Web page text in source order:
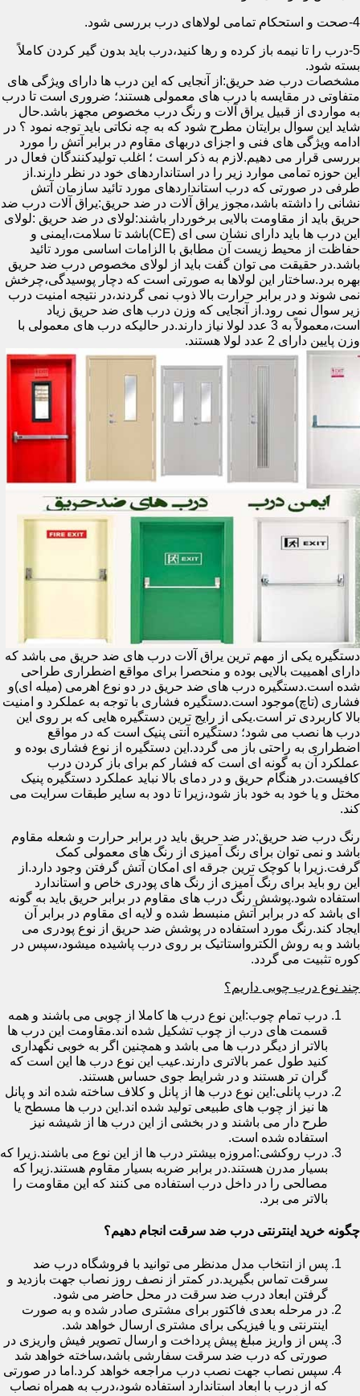
4-صحت و استحکام تمامی لولاهای درب بررسی شود.
5-درب را تا نیمه باز کرده و رها کنید،درب باید بدون گیر کردن کاملاً
بسته شود.
مشخصات درب ضد حریق:از آنجایی که این درب ها دارای ویژگی های
متفاوتی در مقایسه با درب های معمولی هستند؛ ضروری است تا درب
به مواردی از قبیل یراق آلات و رنگ درب مخصوص مجهز باشد.حال
شاید این سوال برایتان مطرح شود که به چه نکاتی باید توجه نمود ؟ در
ادامه ویژگی های فنی و اجزای دربهای مقاوم در برابر آتش را مورد
بررسی قرار می دهیم.لازم به ذکر است ؛ اغلب تولیدکنندگان فعال در
این حوزه تمامی موارد زیر را در استانداردهای خود در نظر دارند.از
طرفی در صورتی که درب استانداردهای مورد تائید سازمان آتش
نشانی را داشته باشد،مجوز یراق آلات در ضد حریق:یراق آلات درب ضد
حریق باید از مقاومت بالایی برخوردار باشند:لولای در ضد حریق :لولای
این درب ها باید دارای نشان سی ای (CE)باشد تا سلامت،ایمنی و
حفاظت از محیط زیست آن مطابق با الزامات اساسی مورد تائید
باشد.در حقیقت می توان گفت باید از لولای مخصوص درب ضد حریق
بهره برد.ساختار این لولاها به صورتی است که دچار پوسیدگی،چرخش
نمی شوند و در برابر حرارت بالا ذوب نمی گردند،در نتیجه امنیت درب
زیر سوال نمی رود.از آنجایی که وزن درب های ضد حریق زیاد
است،معمولاً به 3 عدد لولا نیاز دارند.در حالیکه درب های معمولی با
وزن پایین دارای 2 عدد لولا هستند.
دستگیره یکی از مهم ترین یراق آلات درب های ضد حریق می باشد که
دارای اهمییت بالایی بوده و منحصرا برای مواقع اضطراری طراحی
شده است.دستگیره درب های ضد حریق در دو نوع اهرمی (میله ای)و
فشاری (تاچ)موجود است.دستگیره فشاری با توجه به عملکرد و امنیت
بالا کاربردی تر است.یکی از رایج ترین دستگیره هایی که بر روی این
درب ها نصب می شود؛ دستگیره آنتی پنیک است که در مواقع
اضطراری به راحتی باز می گردد.این دستگیره از نوع فشاری بوده و
عملکرد آن به گونه ای است که فشار کم برای باز کردن درب
کافیست.در هنگام حریق و در دمای بالا نباید عملکرد دستگیره پنیک
مختل و یا خود به خود باز شود،زیرا تا دود به سایر طبقات سرایت می
کند.
رنگ درب ضد حریق:در ضد حریق باید در برابر حرارت و شعله مقاوم
باشد و نمی توان برای رنگ آمیزی از رنگ های معمولی کمک
گرفت.زیرا با کوچک ترین جرقه ای امکان آتش گرفتن وجود دارد.از
این رو باید برای رنگ آمیزی از رنگ های پودری خاص و استاندارد
استفاده شود.پوشش رنگ درب های مقاوم در برابر حریق باید به گونه
ای باشد که در برابر آتش منبسط شده و لایه ای مقاوم در برابر آن
ایجاد کند.رنگ مورد استفاده در پوشش ضد حریق از نوع پودری می
باشد و به روش الکترواستاتیک بر روی درب پاشیده میشود،سپس در
کوره تثبیت می گردد.
چند نوع درب چوبی داریم؟
درب تمام چوب:این نوع درب ها کاملا از چوبی می باشند و همه
قسمت های درب از چوب تشکیل شده اند.مقاومت این درب ها
بالاتر از دیگر درب ها می باشد و همچنین اگر به خوبی نگهداری
کنید طول عمر بالاتری دارند.عیب این نوع درب ها این است که
گران تر هستند و در شرایط جوی حساس هستند.
درب پانلی:این نوع درب ها از پانل و کلاف ساخته شده اند و پانل
ها نیز از چوب های طبیعی تولید شده اند.این درب ها مسطح یا
طرح دار می باشند و در بخشی از این درب ها از شیشه نیز
استفاده شده است.
درب روکشی:امروزه بیشتر درب ها از این نوع می باشند.زیرا که
بسیار مدرن هستند.در برابر ضربه بسیار مقاوم هستند.زیرا که
مصالحی را در داخل درب استفاده می کنند که این مقاومت را
بالاتر می برد.
چگونه خرید اینترنتی درب ضد سرقت انجام دهیم؟
پس از انتخاب مدل مدنظر می توانید با فروشگاه درب ضد
سرقت تماس بگیرید.در کمتر از نصف روز نصاب جهت بازدید و
گرفتن ابعاد درب ضد سرقت در محل حاضر می شود.
در مرحله بعدی فاکتور برای مشتری صادر شده و به صورت
اینترنتی و یا فیزیکی برای مشتری ارسال خواهد شد.
پس از واریز مبلغ پیش پرداخت و ارسال تصویر فیش واریزی در
صورتی که درب ضد سرقت سفارشی باشد،ساخته خواهد شد
سپس نصاب جهت نصب درب مراجعه خواهد کرد.اما در صورتی
که از درب با ابعاد استاندارد استفاده شود،درب به همراه نصاب